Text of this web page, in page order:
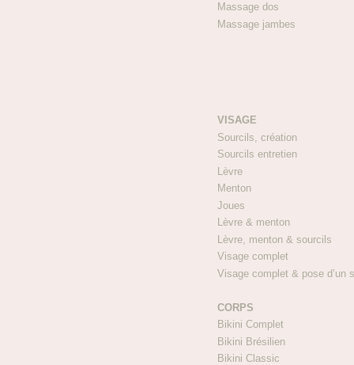
Massage
Massage
VISAGE
Sourcils, création
Sourcils entretien
Lèvre
Menton
Joues
Lèvre & menton
Lèvre, menton &
Visage complet
Visage complet & pose
CORPS
Bikini Complet
Bikini Brésilien
Bikini Classic